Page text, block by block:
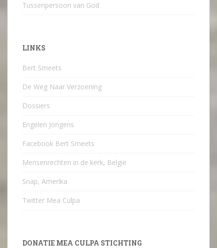
Tussenpersoon van God
LINKS
Bert Smeets
De Weg Naar Verzoening
Dossiers
Engelen Jongens
Facebook Bert Smeets
Mensenrechten in de kerk, België
Snap, Amerika
Twitter Mea Culpa
DONATIE MEA CULPA STICHTING